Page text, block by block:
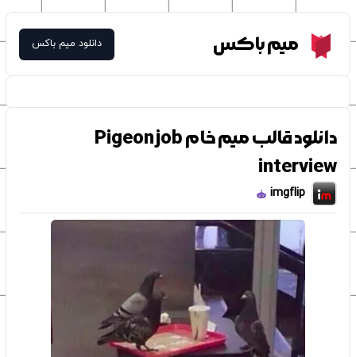
Meme Boxمیم باکس دانلود میم باکس
دانلود قالب میم خام Pigeon job
interview
imgflip